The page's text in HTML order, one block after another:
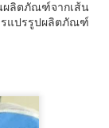
ผลิตภัณฑ์จากเส้น
แปรรูปผลิตภัณฑ์